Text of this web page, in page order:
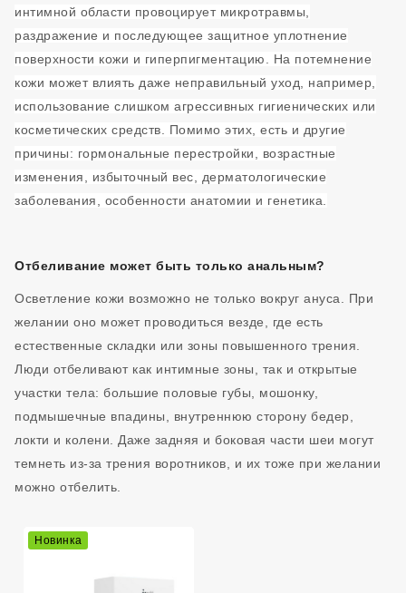
интимной области провоцирует микротравмы,
раздражение и последующее защитное уплотнение
поверхности кожи и гиперпигментацию. На потемнение
кожи может влиять даже неправильный уход, например,
использование слишком агрессивных гигиенических или
косметических средств. Помимо этих, есть и другие
причины: гормональные перестройки, возрастные
изменения, избыточный вес, дерматологические
заболевания, особенности анатомии и генетика.
Отбеливание может быть только анальным?
Осветление кожи возможно не только вокруг ануса. При
желании оно может проводиться везде, где есть
естественные складки или зоны повышенного трения.
Люди отбеливают как интимные зоны, так и открытые
участки тела: большие половые губы, мошонку,
подмышечные впадины, внутреннюю сторону бедер,
локти и колени. Даже задняя и боковая части шеи могут
темнеть из-за трения воротников, и их тоже при желании
можно отбелить.
Новинка